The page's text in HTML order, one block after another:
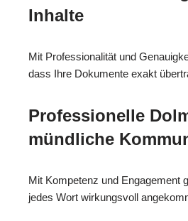
Inhalte
Mit Professionalität und
dass Ihre Dokumente exakt
Professionelle
mündliche
Mit Kompetenz und Engagement
jedes Wort wirkungsvoll